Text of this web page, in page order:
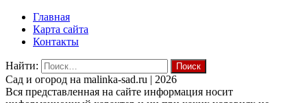
Главная
Карта сайта
Контакты
Найти:
Cад и огород на malinka-sad.ru | 2026
Вся представленная на сайте информация носит